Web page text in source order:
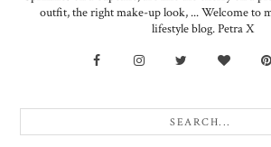
outfit, the right make-up look, ... Welcome to
lifestyle blog. Petra X